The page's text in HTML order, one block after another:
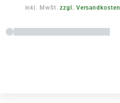
inkl. MwSt.zzgl. Versandkosten